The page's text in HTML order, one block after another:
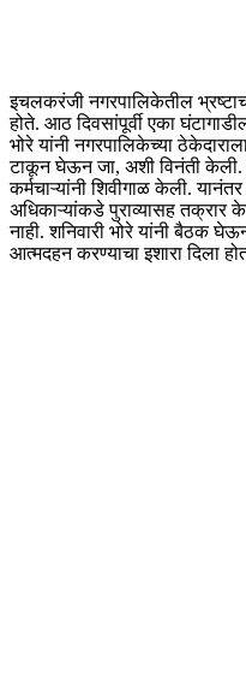
इचलकरंजी नगरपालिकेतील
होते. आठ दिवसांपूर्वी एका
भोरे यांनी नगरपालिकेच्या
टाकून घेऊन जा, अशी विनंती
कर्मचाऱ्यांनी शिवीगाळ केली.
अधिकाऱ्यांकडे पुराव्यासह तक्रार
नाही. शनिवारी भोरे यांनी बैठक
आत्मदहन करण्याचा इशारा दिला